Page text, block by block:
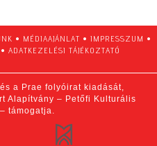
• MÉDIAAJÁNLAT • IMPRESSZUM •
• ADATKEZELÉSI TÁJÉKOZTATÓ
a Prae folyóirat kiadását,
Alapítvány – Petőfi Kulturális
támogatja.